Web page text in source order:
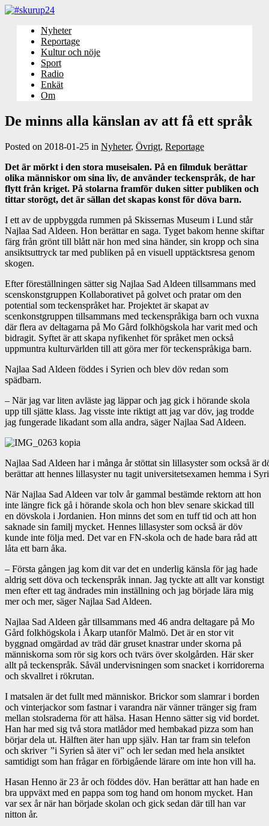
Nyheter
Reportage
Kultur och nöje
Sport
Radio
Enkät
Om
De minns alla känslan av att få ett språk
Posted on 2018-01-25 in Nyheter, Övrigt, Reportage
Det är mörkt i den stora museisalen. På en filmduk berättar
olika människor om sina liv, de använder teckenspråk, de har
flytt från kriget. På stolarna framför duken sitter publiken och
tittar storögt, det är sällan det skapas konst för döva barn.
I ett av de uppbyggda rummen på Skissernas Museum i Lund står
Najlaa Sad Aldeen. Hon berättar en saga. Tyget bakom henne skiftar
färg från grönt till blått när hon med sina händer, sin kropp och sina
ansiktsuttryck tar med publiken på en visuell upptäcktsresa genom
skogen.
Efter föreställningen sätter sig Najlaa Sad Aldeen tillsammans med
scenskonstgruppen Kollaborativet på golvet och pratar om den
potential som teckenspråket har. Projektet är skapat av
scenkonstgruppen tillsammans med teckenspråkiga barn och vuxna
där flera av deltagarna på Mo Gård folkhögskola har varit med och
bidragit. Syftet är att skapa nyfikenhet för språket men också
uppmuntra kulturvärlden till att göra mer för teckenspråkiga barn.
Najlaa Sad Aldeen föddes i Syrien och blev döv redan som
spädbarn.
– När jag var liten avläste jag läppar och jag gick i hörande skola
upp till sjätte klass. Jag visste inte riktigt att jag var döv, jag trodde
jag fungerade likadant som alla andra, säger Najlaa Sad Aldeen.
Najlaa Sad Aldeen har i många år stöttat sin lillasyster som också är
berättar att hennes lillasyster nu tagit universitetsexamen hemma i
När Najlaa Sad Aldeen var tolv år gammal bestämde rektorn att hon
inte längre fick gå i hörande skola och hon blev senare skickad till
en dövskola i Jordanien. Hon minns det som en tuff tid och att hon
saknade sin familj mycket. Hennes lillasyster som också är döv
kunde inte följa med. Det var en FN-skola och de hade bara råd att
låta ett barn åka.
– Första gången jag kom dit var det en underlig känsla för jag hade
aldrig sett döva och teckenspråk innan. Jag tyckte att allt var konstigt
men efter ett tag ändrades min inställning och jag började lära mig
mer och mer, säger Najlaa Sad Aldeen.
Najlaa Sad Aldeen går tillsammans med 46 andra deltagare på Mo
Gård folkhögskola i Åkarp utanför Malmö. Det är en stor vit
byggnad omgärdad av träd där gruset knastrar under skorna på
människorna som rör sig kors och tvärs över skolgården. Här sker
allt på teckenspråk. Såväl undervisningen som snacket i korridorerna
och skvallret i rökrutan.
I matsalen är det fullt med människor. Brickor som slamrar i borden
och vinterjackor som fastnar i varandra när vänner tränger sig fram
mellan stolsraderna för att hälsa. Hasan Henno sätter sig vid bordet.
Han har med sig två stora matlådor med hembakad pizza som han
börjar dela ut. Hälften äter han upp själv. Han tar fram sin telefon
och skriver ”i Syrien så äter vi” och ler sedan med hela ansiktet
samtidigt som han frågar en förbigående lärare om inte hon vill ha.
Hasan Henno är 23 år och föddes döv. Han berättar att han hade en
bra uppväxt med en pappa som tog hand om honom mycket. Han
var sex år när han började skolan och gick sedan där till han var
nitton år.